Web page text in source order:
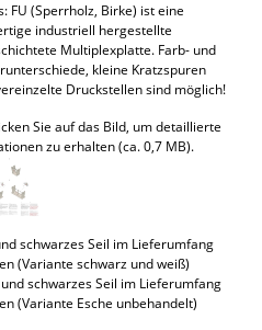
FU (Sperrholz, Birke) ist eine
industriell hergestellte
Multiplexplatte. Farb- und
kleine Kratzspuren
Druckstellen sind möglich!
Sie auf das Bild, um detaillierte
zu erhalten (ca. 0,7 MB).
schwarzes Seil im Lieferumfang
(Variante schwarz und weiß)
schwarzes Seil im Lieferumfang
(Variante Esche unbehandelt)